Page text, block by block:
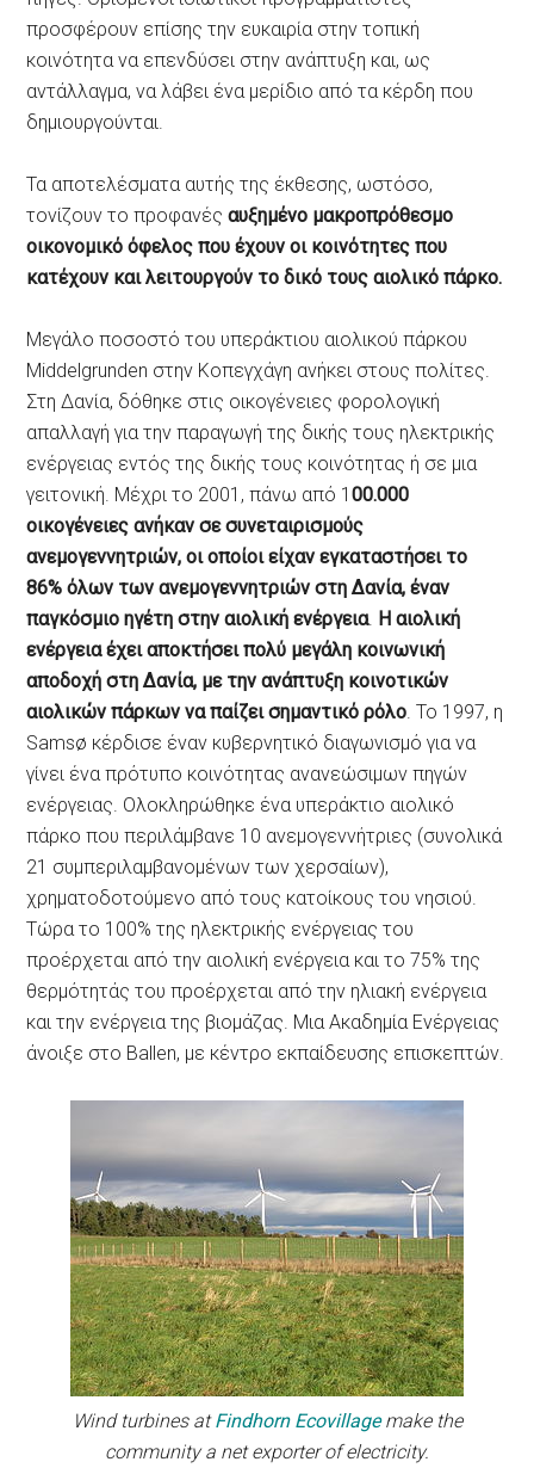
προσφέρουν επίσης την ευκαιρία στην τοπική
κοινότητα να επενδύσει στην ανάπτυξη και, ως
αντάλλαγμα, να λάβει ένα μερίδιο από τα κέρδη που
δημιουργούνται.
Τα αποτελέσματα αυτής της έκθεσης, ωστόσο,
τονίζουν το προφανέςαυξημένο μακροπρόθεσμο
οικονομικό όφελος που έχουν οι κοινότητες που
κατέχουν και λειτουργούν το δικό τους αιολικό πάρκο.
Μεγάλο ποσοστό του υπεράκτιου αιολικού πάρκου
Middelgrunden στην Κοπεγχάγη ανήκει στους πολίτες.
Στη Δανία, δόθηκε στις οικογένειες φορολογική
απαλλαγή για την παραγωγή της δικής τους ηλεκτρικής
ενέργειας εντός της δικής τους κοινότητας ή σε μια
γειτονική. Μέχρι το 2001, πάνω από 100.000
οικογένειες ανήκαν σε συνεταιρισμούς
ανεμογεννητριών, οι οποίοι είχαν εγκαταστήσει το
86% όλων των ανεμογεννητριών στη Δανία, έναν
παγκόσμιο ηγέτη στην αιολική ενέργεια. Η αιολική
ενέργεια έχει αποκτήσει πολύ μεγάλη κοινωνική
αποδοχή στη Δανία, με την ανάπτυξη κοινοτικών
αιολικών πάρκων να παίζει σημαντικό ρόλο. Το 1997, η
Samsø κέρδισε έναν κυβερνητικό διαγωνισμό για να
γίνει ένα πρότυπο κοινότητας ανανεώσιμων πηγών
ενέργειας. Ολοκληρώθηκε ένα υπεράκτιο αιολικό
πάρκο που περιλάμβανε 10 ανεμογεννήτριες (συνολικά
21 συμπεριλαμβανομένων των χερσαίων),
χρηματοδοτούμενο από τους κατοίκους του νησιού.
Τώρα το 100% της ηλεκτρικής ενέργειας του
προέρχεται από την αιολική ενέργεια και το 75% της
θερμότητάς του προέρχεται από την ηλιακή ενέργεια
και την ενέργεια της βιομάζας. Μια Ακαδημία Ενέργειας
άνοιξε στο Ballen, με κέντρο εκπαίδευσης επισκεπτών.
Wind turbines atFindhorn Ecovillagemake the
community a net exporter of electricity.